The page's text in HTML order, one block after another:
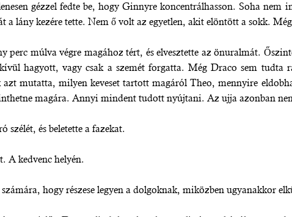
gézzel fedte be, hogy Ginnyre koncentrálhasson. Soha
a lány kezére tette. Nem ő volt az egyetlen, akit elöntött a sokk.
perc múlva végre magához tért, és elvesztette az önuralmát.
hagyott, vagy csak a szemét forgatta. Még Draco sem
azt mutatta, milyen keveset tartott magáról Theo, mennyire
magára. Annyi mindent tudott nyújtani. Az ujja azonban
szélét, és beletette a fazekat.
A kedvenc helyén.
hogy részese legyen a dolgoknak, miközben ugyanakkor